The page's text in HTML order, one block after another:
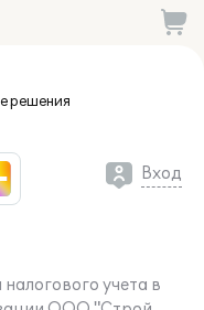
решения
Вход
учета в